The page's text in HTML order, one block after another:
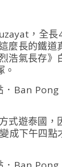
，全
麼長的鐵
浩氣長存
式遊泰國
成下午四